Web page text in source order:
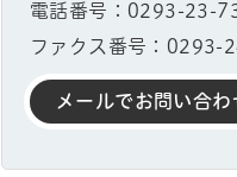
電話番号：0293-23-
ファクス番号：0293-
メールでお問い合わ